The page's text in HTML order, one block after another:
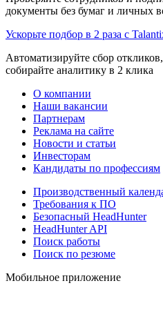
документы без бумаг и личных
Ускорьте подбор в 2 раза с
Автоматизируйте сбор
собирайте аналитику в 2 клика
О компании
Наши вакансии
Партнерам
Реклама на сайте
Новости и статьи
Инвесторам
Кандидаты по профессиям
Производственный
Требования к ПО
Безопасный HeadHunter
HeadHunter API
Поиск работы
Поиск по резюме
Мобильное приложение